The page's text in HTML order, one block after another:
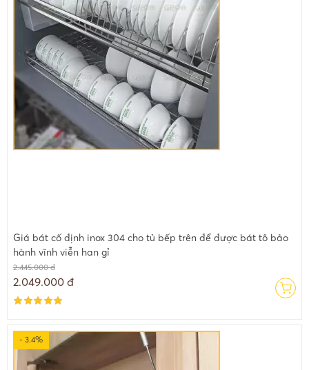
Giá bát cố định inox 304 cho tủ bếp trên để được bát tô bảo
hành vĩnh viễn han gỉ
2.445.000 đ
2.049.000 đ
- 3.4%